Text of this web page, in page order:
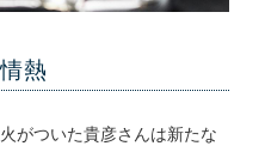
熱
がついた貴彦さんは新たな